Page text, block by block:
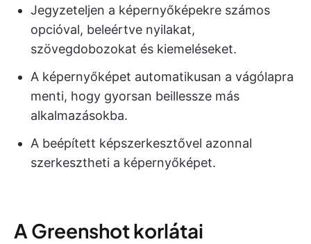
Jegyzeteljen a képernyőképekre számos
opcióval, beleértve nyilakat,
szövegdobozokat és kiemeléseket.
A képernyőképet automatikusan a vágólapra
menti, hogy gyorsan beillessze más
alkalmazásokba.
A beépített képszerkesztővel azonnal
szerkesztheti a képernyőképet.
A Greenshot korlátai